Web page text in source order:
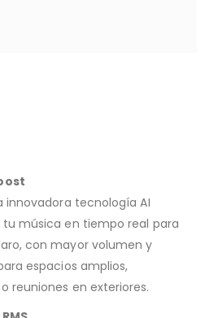
innovadora tecnología AI
tu música en tiempo real para
con mayor volumen y
espacios amplios,
reuniones en exteriores.